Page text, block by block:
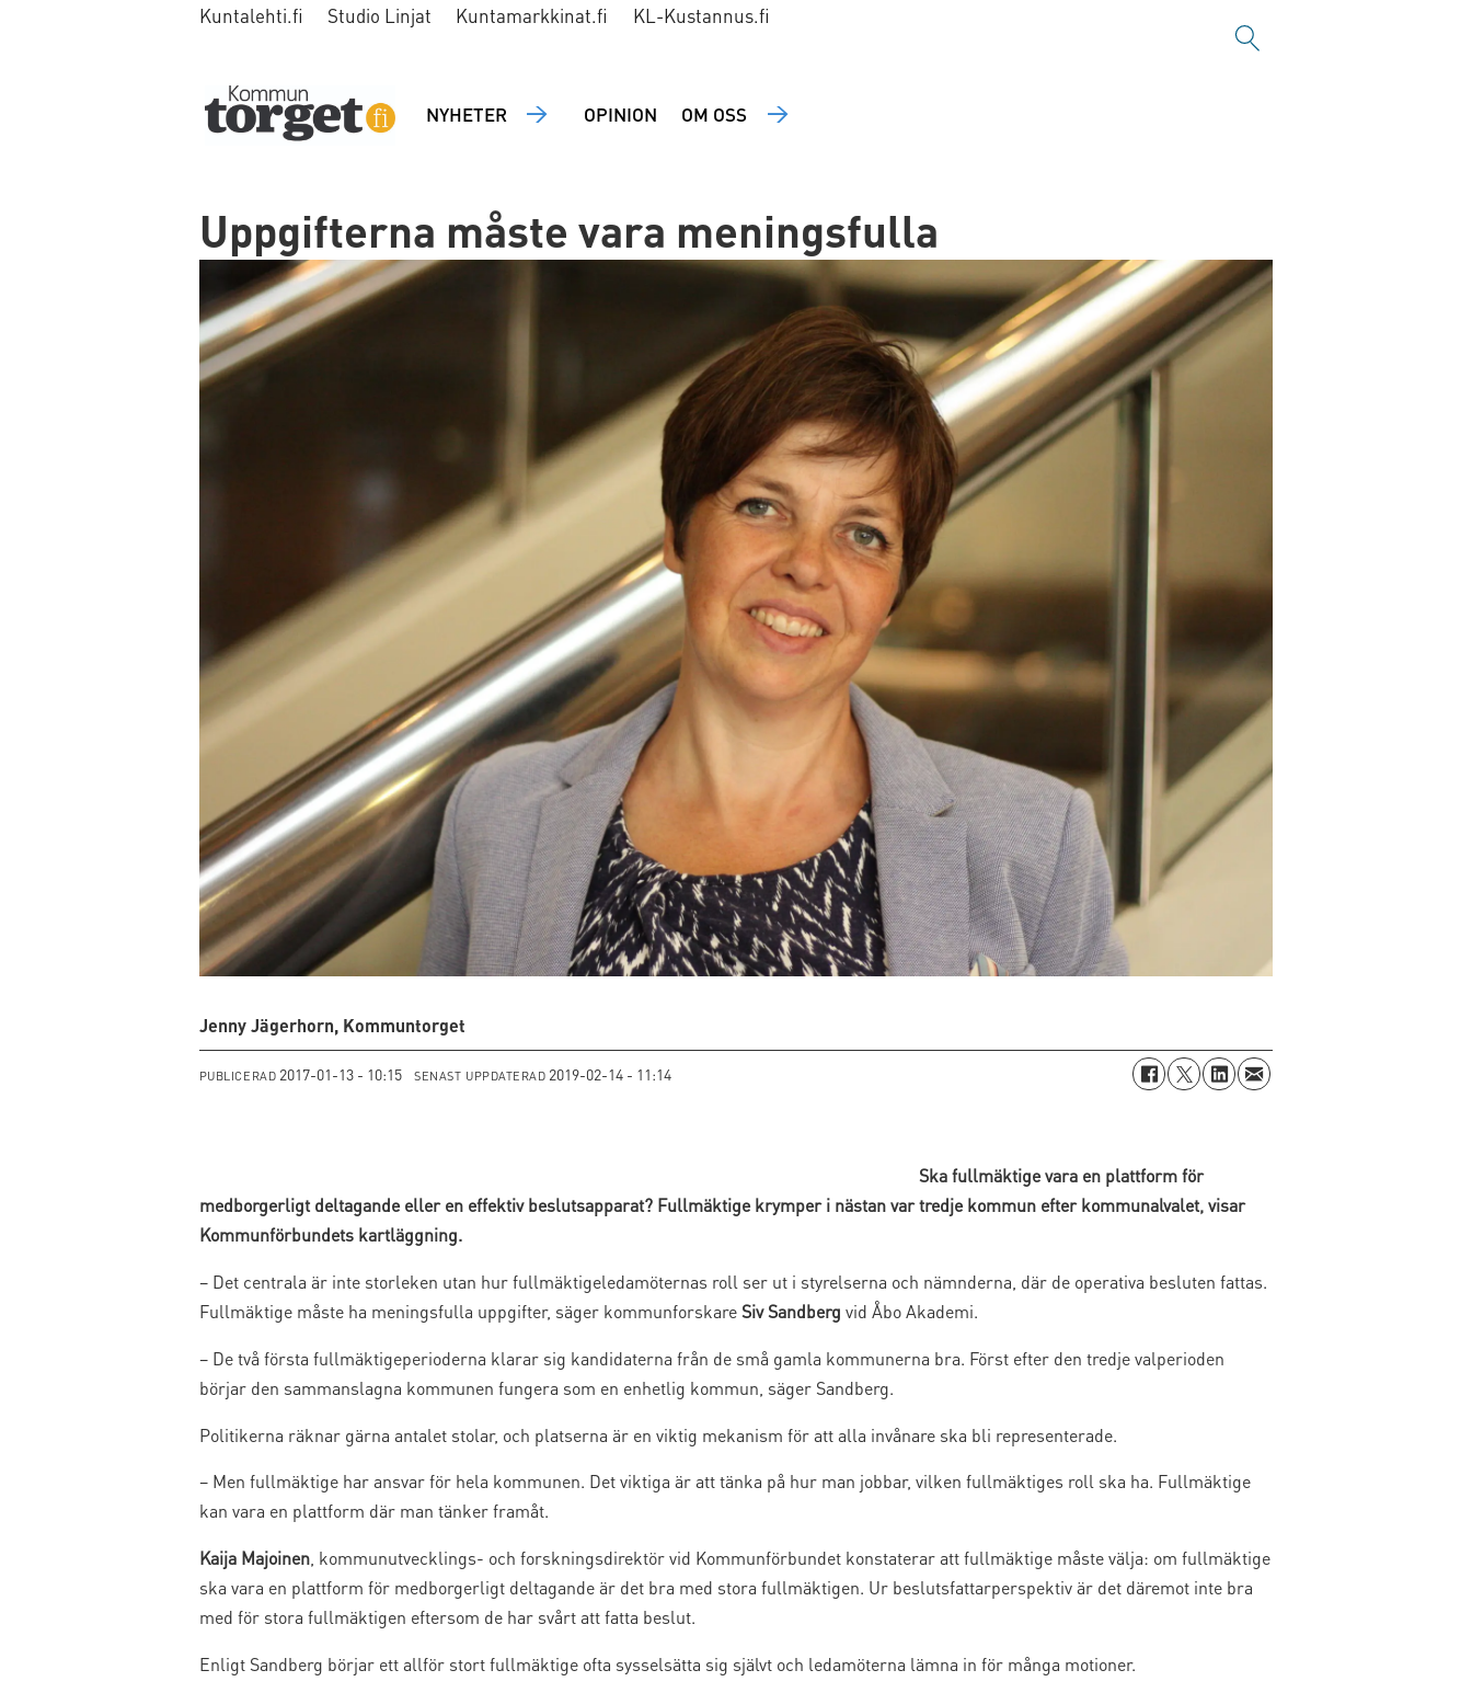
Kuntalehti.fi Studio Linjat Kuntamarkkinat.fi KL-Kustannus.fi
NYHETER OPINION OM OSS
Uppgifterna måste vara meningsfulla
Jenny Jägerhorn, Kommuntorget
PUBLICERAD 2017-01-13 - 10:15 SENAST UPPDATERAD 2019-02-14 - 11:14
Ska fullmäktige vara en plattform för
medborgerligt deltagande eller en effektiv beslutsapparat? Fullmäktige krymper i nästan var tredje kommun efter kommunalvalet, visar
Kommunförbundets kartläggning.
– Det centrala är inte storleken utan hur fullmäktigeledamöternas roll ser ut i styrelserna och nämnderna, där de operativa besluten fattas.
Fullmäktige måste ha meningsfulla uppgifter, säger kommunforskareSiv Sandberg vid Åbo Akademi.
– De två första fullmäktigeperioderna klarar sig kandidaterna från de små gamla kommunerna bra. Först efter den tredje valperioden
börjar den sammanslagna kommunen fungera som en enhetlig kommun, säger Sandberg.
Politikerna räknar gärna antalet stolar, och platserna är en viktig mekanism för att alla invånare ska bli representerade.
– Men fullmäktige har ansvar för hela kommunen. Det viktiga är att tänka på hur man jobbar, vilken fullmäktiges roll ska ha. Fullmäktige
kan vara en plattform där man tänker framåt.
Kaija Majoinen, kommunutvecklings- och forskningsdirektör vid Kommunförbundet konstaterar att fullmäktige måste välja: om fullmäktige
ska vara en plattform för medborgerligt deltagande är det bra med stora fullmäktigen. Ur beslutsfattarperspektiv är det däremot inte bra
med för stora fullmäktigen eftersom de har svårt att fatta beslut.
Enligt Sandberg börjar ett allför stort fullmäktige ofta sysselsätta sig självt och ledamöterna lämna in för många motioner.